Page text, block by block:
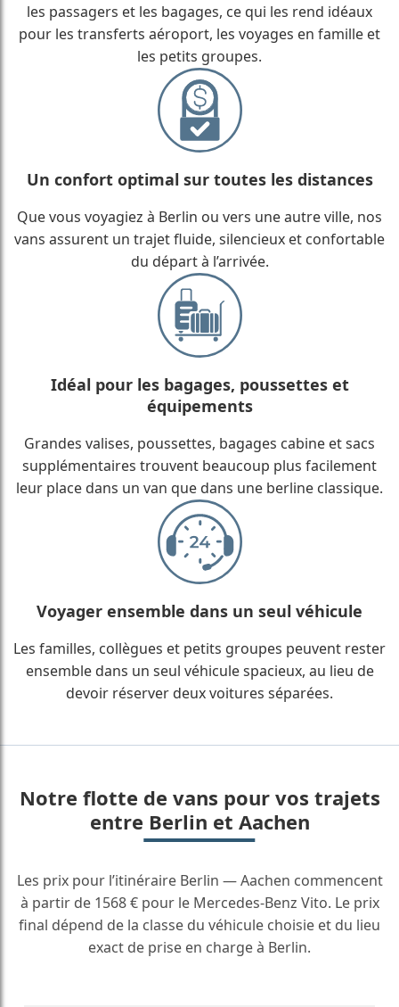
les passagers et les bagages, ce qui les rend idéaux
pour les transferts aéroport, les voyages en famille et
les petits groupes.
Un confort optimal sur toutes les distances
Que vous voyagiez à Berlin ou vers une autre ville, nos
vans assurent un trajet fluide, silencieux et confortable
du départ à l’arrivée.
Idéal pour les bagages, poussettes et
équipements
Grandes valises, poussettes, bagages cabine et sacs
supplémentaires trouvent beaucoup plus facilement
leur place dans un van que dans une berline classique.
Voyager ensemble dans un seul véhicule
Les familles, collègues et petits groupes peuvent rester
ensemble dans un seul véhicule spacieux, au lieu de
devoir réserver deux voitures séparées.
Notre flotte de vans pour vos trajets
entre Berlin et Aachen
Les prix pour l’itinéraire Berlin — Aachen commencent
à partir de 1568 € pour le Mercedes-Benz Vito. Le prix
final dépend de la classe du véhicule choisie et du lieu
exact de prise en charge à Berlin.